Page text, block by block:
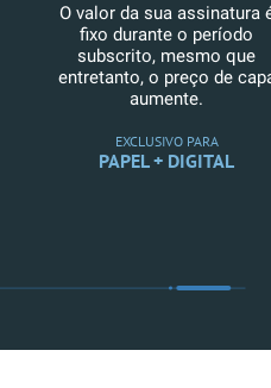
O valor da sua assinatura
fixo durante o período
subscrito, mesmo que
entretanto, o preço de
aumente.
EXCLUSIVO PARA
PAPEL + DIGITAL